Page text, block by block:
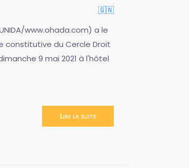
🇬🇳
www.ohada.com) a le
constitutive du Cercle Droit
9 mai 2021 à l'hôtel
Lire la suite